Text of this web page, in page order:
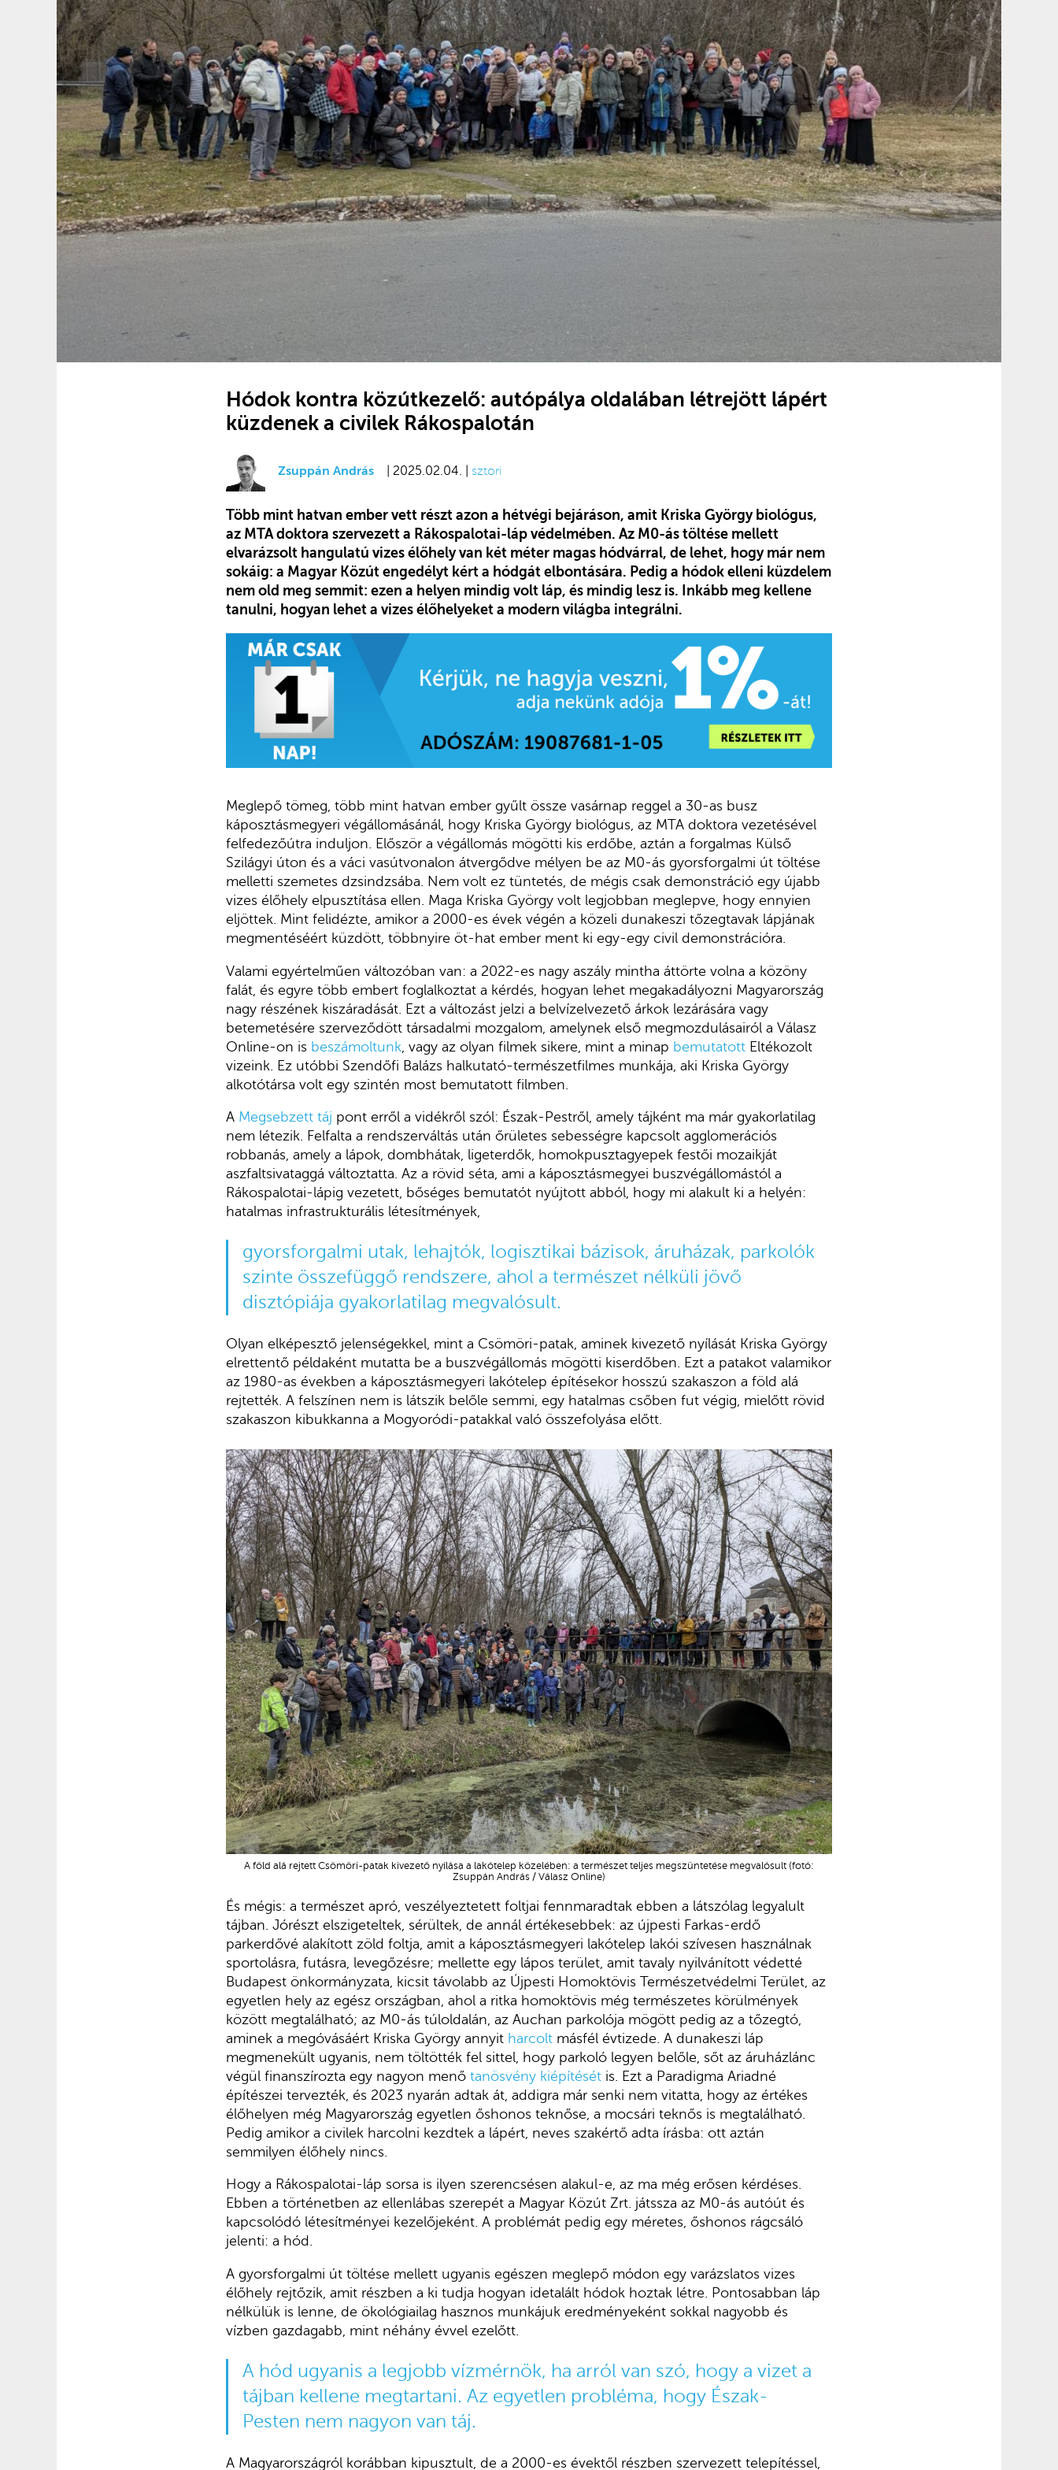
Hódok kontra közútkezelő: autópálya oldalában létrejött lápért
küzdenek a civilek Rákospalotán
Zsuppán András | 2025.02.04. | sztori
Több mint hatvan ember vett részt azon a hétvégi bejáráson, amit Kriska György biológus,
az MTA doktora szervezett a Rákospalotai-láp védelmében. Az M0-ás töltése mellett
elvarázsolt hangulatú vizes élőhely van két méter magas hódvárral, de lehet, hogy már nem
sokáig: a Magyar Közút engedélyt kért a hódgát elbontására. Pedig a hódok elleni küzdelem
nem old meg semmit: ezen a helyen mindig volt láp, és mindig lesz is. Inkább meg kellene
tanulni, hogyan lehet a vizes élőhelyeket a modern világba integrálni.
Meglepő tömeg, több mint hatvan ember gyűlt össze vasárnap reggel a 30-as busz
káposztásmegyeri végállomásánál, hogy Kriska György biológus, az MTA doktora vezetésével
felfedezőútra induljon. Először a végállomás mögötti kis erdőbe, aztán a forgalmas Külső
Szilágyi úton és a váci vasútvonalon átvergődve mélyen be az M0-ás gyorsforgalmi út töltése
melletti szemetes dzsindzsába. Nem volt ez tüntetés, de mégis csak demonstráció egy újabb
vizes élőhely elpusztítása ellen. Maga Kriska György volt legjobban meglepve, hogy ennyien
eljöttek. Mint felidézte, amikor a 2000-es évek végén a közeli dunakeszi tőzegtavak lápjának
megmentéséért küzdött, többnyire öt-hat ember ment ki egy-egy civil demonstrációra.
Valami egyértelműen változóban van: a 2022-es nagy aszály mintha áttörte volna a közöny
falát, és egyre több embert foglalkoztat a kérdés, hogyan lehet megakadályozni Magyarország
nagy részének kiszáradását. Ezt a változást jelzi a belvízelvezető árkok lezárására vagy
betemetésére szerveződött társadalmi mozgalom, amelynek első megmozdulásairól a Válasz
Online-on is beszámoltunk , vagy az olyan filmek sikere, mint a minap bemutatott Eltékozolt
vizeink. Ez utóbbi Szendőfi Balázs halkutató-természetfilmes munkája, aki Kriska György
alkotótársa volt egy szintén most bemutatott filmben.
A Megsebzett táj pont erről a vidékről szól: Észak-Pestről, amely tájként ma már gyakorlatilag
nem létezik. Felfalta a rendszerváltás után őrületes sebességre kapcsolt agglomerációs
robbanás, amely a lápok, dombhátak, ligeterdők, homokpusztagyepek festői mozaikját
aszfaltsivataggá változtatta. Az a rövid séta, ami a káposztásmegyei buszvégállomástól a
Rákospalotai-lápig vezetett, bőséges bemutatót nyújtott abból, hogy mi alakult ki a helyén:
hatalmas infrastrukturális létesítmények,
gyorsforgalmi utak, lehajtók, logisztikai bázisok, áruházak, parkolók
szinte összefüggő rendszere, ahol a természet nélküli jövő
disztópiája gyakorlatilag megvalósult.
Olyan elképesztő jelenségekkel, mint a Csömöri-patak, aminek kivezető nyílását Kriska György
elrettentő példaként mutatta be a buszvégállomás mögötti kiserdőben. Ezt a patakot valamikor
az 1980-as években a káposztásmegyeri lakótelep építésekor hosszú szakaszon a föld alá
rejtették. A felszínen nem is látszik belőle semmi, egy hatalmas csőben fut végig, mielőtt rövid
szakaszon kibukkanna a Mogyoródi-patakkal való összefolyása előtt.
A föld alá rejtett Csömöri-patak kivezető nyílása a lakótelep közelében: a természet teljes megszüntetése megvalósult (fotó:
Zsuppán András / Válasz Online)
És mégis: a természet apró, veszélyeztetett foltjai fennmaradtak ebben a látszólag legyalult
tájban. Jórészt elszigeteltek, sérültek, de annál értékesebbek: az újpesti Farkas-erdő
parkerdővé alakított zöld foltja, amit a káposztásmegyeri lakótelep lakói szívesen használnak
sportolásra, futásra, levegőzésre; mellette egy lápos terület, amit tavaly nyilvánított védetté
Budapest önkormányzata, kicsit távolabb az Újpesti Homoktövis Természetvédelmi Terület, az
egyetlen hely az egész országban, ahol a ritka homoktövis még természetes körülmények
között megtalálható; az M0-ás túloldalán, az Auchan parkolója mögött pedig az a tőzegtó,
aminek a megóvásáért Kriska György annyit harcolt másfél évtizede. A dunakeszi láp
megmenekült ugyanis, nem töltötték fel sittel, hogy parkoló legyen belőle, sőt az áruházlánc
végül finanszírozta egy nagyon menő tanösvény kiépítését is. Ezt a Paradigma Ariadné
építészei tervezték, és 2023 nyarán adtak át, addigra már senki nem vitatta, hogy az értékes
élőhelyen még Magyarország egyetlen őshonos teknőse, a mocsári teknős is megtalálható.
Pedig amikor a civilek harcolni kezdtek a lápért, neves szakértő adta írásba: ott aztán
semmilyen élőhely nincs.
Hogy a Rákospalotai-láp sorsa is ilyen szerencsésen alakul-e, az ma még erősen kérdéses.
Ebben a történetben az ellenlábas szerepét a Magyar Közút Zrt. játssza az M0-ás autóút és
kapcsolódó létesítményei kezelőjeként. A problémát pedig egy méretes, őshonos rágcsáló
jelenti: a hód.
A gyorsforgalmi út töltése mellett ugyanis egészen meglepő módon egy varázslatos vizes
élőhely rejtőzik, amit részben a ki tudja hogyan idetalált hódok hoztak létre. Pontosabban láp
nélkülük is lenne, de ökológiailag hasznos munkájuk eredményeként sokkal nagyobb és
vízben gazdagabb, mint néhány évvel ezelőtt.
A hód ugyanis a legjobb vízmérnök, ha arról van szó, hogy a vizet a
tájban kellene megtartani. Az egyetlen probléma, hogy Észak-
Pesten nem nagyon van táj.
A Magyarországról korábban kipusztult, de a 2000-es évektől részben szervezett telepítéssel,